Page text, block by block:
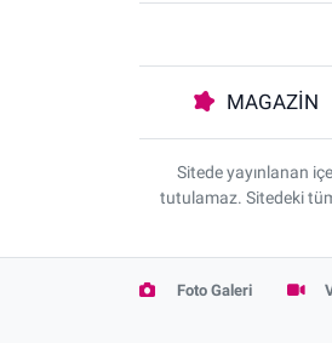
MAGAZİN
Sitede yayınlanan
tutulamaz. Sitedeki
Foto Galeri